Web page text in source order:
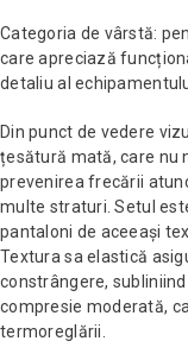
Categoria de vârstă:
care apreciază
detaliu al
Din punct de vedere
țesătură mată, care nu
prevenirea frecării
multe straturi. Setul
pantaloni de aceeași
Textura sa elastică
constrângere,
compresie moderată,
termoreglării.